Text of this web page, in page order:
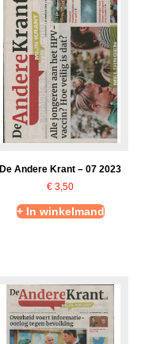
De Andere Krant – 07 2023
€ 3,50
+ In winkelmand